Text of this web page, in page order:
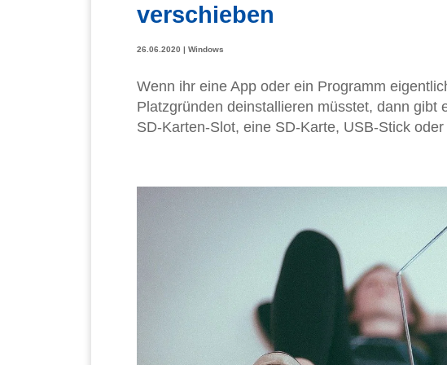
verschieben
26.06.2020 | Windows
Wenn ihr eine App oder ein Programm
Platzgründen deinstallieren müsstet, dann gibt
SD-Karten-Slot, eine SD-Karte, USB-Stick